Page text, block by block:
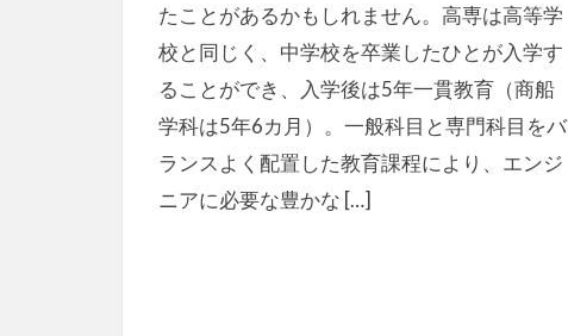
たことがあるかもしれません。高専は高等学
校と同じく、中学校を卒業したひとが入学す
ることができ、入学後は5年一貫教育（商船
学科は5年6カ月）。一般科目と専門科目をバ
ランスよく配置した教育課程により、エンジ
ニアに必要な豊かな […]